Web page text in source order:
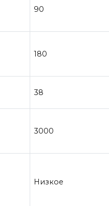
90
180
38
3000
Низкое